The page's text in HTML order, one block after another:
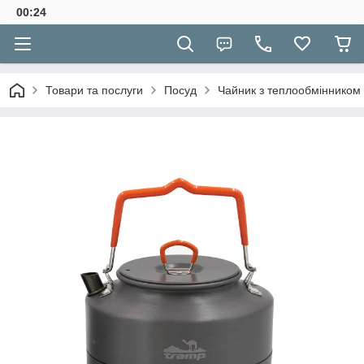
00:24
Товари та послуги Посуд Чайник з